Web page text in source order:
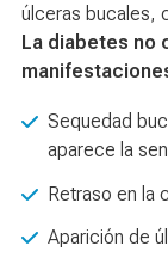
úlceras bucales,
La diabetes no
Sequedad
aparece la
Retraso en la
Aparición de